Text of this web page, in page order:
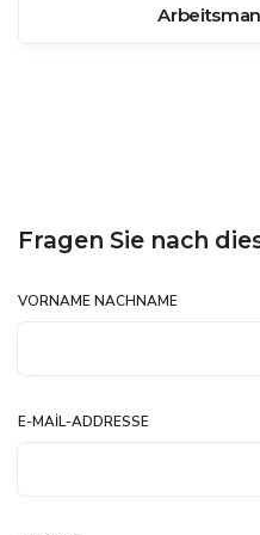
Fragen Sie nach
VORNAME NACHNAME
E-MAIL-ADDRESSE